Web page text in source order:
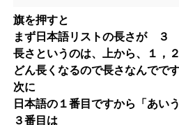
旗を押すと
まず日本語リストの長さが ３
長さというのは、上から、１，
どん長くなるので長さなんでです
次に
日本語の１番目ですから「あいう
３番目は